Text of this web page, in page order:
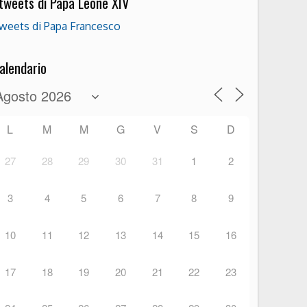
di Papa Francesco
L M M G V S D
27 28 29 30 31 1 2
3 4 5 6 7 8 9
10 11 12 13 14 15 16
17 18 19 20 21 22 23